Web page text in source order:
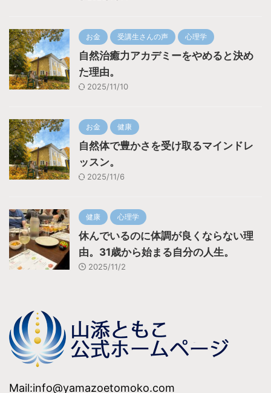
お金 受講生さんの声 心理学
自然治癒力アカデミーをやめると決め
た理由。
2025/11/10
お金 健康
自然体で豊かさを受け取るマインドレ
ッスン。
2025/11/6
健康 心理学
休んでいるのに体調が良くならない理
由。31歳から始まる自分の人生。
2025/11/2
Mail:info@yamazoetomoko.com